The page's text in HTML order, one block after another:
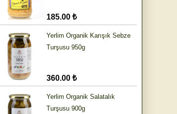
185.00 ₺
Yerlim Organik Karışık Sebze
Turşusu 950g
360.00 ₺
Yerlim Organik Salatalık
Turşusu 900g